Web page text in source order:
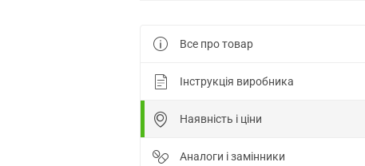
Все про товар
Інструкція виробника
Наявність і ціни
Аналоги і замінники